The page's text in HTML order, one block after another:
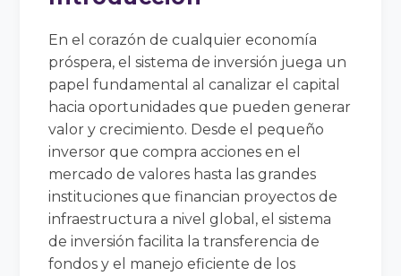
En el corazón de cualquier economía
próspera, el sistema de inversión juega un
papel fundamental al canalizar el capital
hacia oportunidades que pueden generar
valor y crecimiento. Desde el pequeño
inversor que compra acciones en el
mercado de valores hasta las grandes
instituciones que financian proyectos de
infraestructura a nivel global, el sistema
de inversión facilita la transferencia de
fondos y el manejo eficiente de los